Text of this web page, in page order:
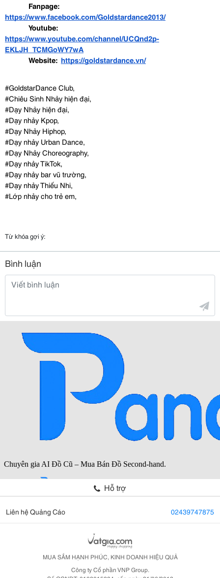
Fanpage:
https://www.facebook.com/Goldstardance2013/
Youtube:
https://www.youtube.com/channel/UCQnd2p-
EKLJH_TCMGoWY7wA
Website: https://goldstardance.vn/
#GoldstarDance Club,
#Chiêu Sinh Nhảy hiện đại,
#Dạy Nhảy hiện đại,
#Dạy nhảy Kpop,
#Dạy Nhảy Hiphop,
#Dạy nhảy Urban Dance,
#Dạy Nhảy Choreography,
#Dạy nhảy TikTok,
#Dạy nhảy bar vũ trường,
#Dạy nhảy Thiếu Nhi,
#Lớp nhảy cho trẻ em,
Từ khóa gợi ý:
Bình luận
Hỗ trợ
Liên hệ Quảng Cáo 02439747875
MUA SẮM HẠNH PHÚC, KINH DOANH HIỆU QUẢ
Công ty Cổ phần VNP Group.